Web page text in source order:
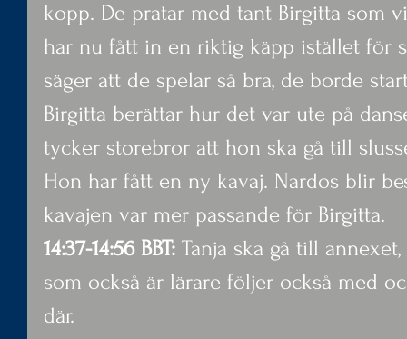
kopp. De pratar med tant Birgitta som
har nu fått in en riktig käpp istället för
säger att de spelar så bra, de borde
Birgitta berättar hur det var ute på
tycker storebror att hon ska gå till
Hon har fått en ny kavaj. Nardos blir
kavajen var mer passande för Birgitta.
14:37-14:56 BBT: Tanja ska gå till
som också är lärare följer också med
där.